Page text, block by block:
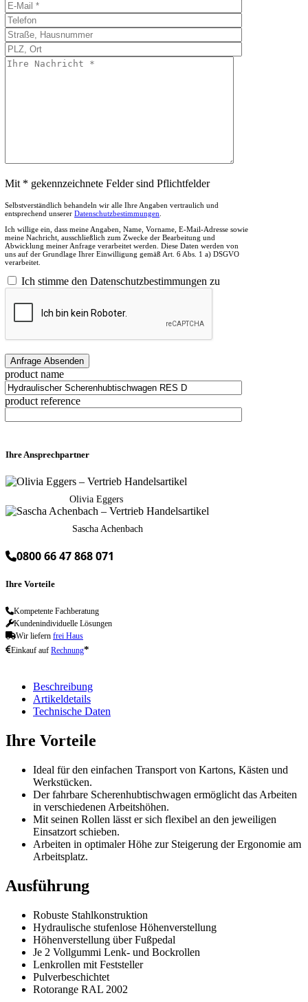
Mit * gekennzeichnete Felder sind Pflichtfelder
Selbstverständlich behandeln wir alle Ihre Angaben vertraulich und
entsprechend unserer Datenschutzbestimmungen
Ich willige ein, dass meine Angaben, Name, Vorname, E-Mail-Adresse sowie
meine Nachricht, ausschließlich zum Zwecke der Bearbeitung und
Abwicklung meiner Anfrage verarbeitet werden. Diese Daten werden von
uns auf der Grundlage Ihrer Einwilligung gemäß Art. 6 Abs. 1 a) DSGVO
verarbeitet.
Ich stimme den Datenschutzbestimmungen zu
product name
product reference
Ihre Ansprechpartner
Olivia Eggers
Sascha Achenbach
0800 66 47 868 071
Ihre Vorteile
Kompetente Fachberatung
Kundenindividuelle Lösungen
Wir liefern frei Haus
Einkauf auf Rechnung*
Beschreibung
Artikeldetails
Technische Daten
Ihre Vorteile
Ideal für den einfachen Transport von Kartons, Kästen und
Werkstücken.
Der fahrbare Scherenhubtischwagen ermöglicht das Arbeiten
in verschiedenen Arbeitshöhen.
Mit seinen Rollen lässt er sich flexibel an den jeweiligen
Einsatzort schieben.
Arbeiten in optimaler Höhe zur Steigerung der Ergonomie am
Arbeitsplatz.
Ausführung
Robuste Stahlkonstruktion
Hydraulische stufenlose Höhenverstellung
Höhenverstellung über Fußpedal
Je 2 Vollgummi Lenk- und Bockrollen
Lenkrollen mit Feststeller
Pulverbeschichtet
Rotorange RAL 2002